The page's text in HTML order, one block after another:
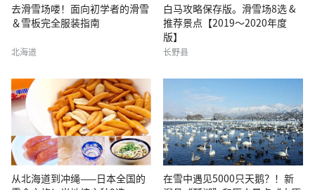
去滑雪场喽！面向初学者的滑雪
＆雪板完全服装指南
北海道
白马攻略保存版。滑雪场8选 &
推荐景点【2019～2020年度
版】
长野县
从北海道到冲绳——日本全国的
在雪中遇见5000只天鹅？！新